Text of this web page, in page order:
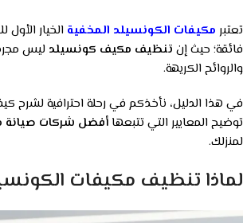
تعتبر مكيفات الكونسيلد المخفية الخيار
فائقة؛ حيث إن تنظيف مكيف كونسيلد ليس
والروائح الكريهة.
في هذا الدليل، نأخذكم في رحلة احترافية لشرح
توضيح المعايير التي تتبعها أفضل شركات صيانة
لمنزلك.
لماذا تنظيف مكيفات